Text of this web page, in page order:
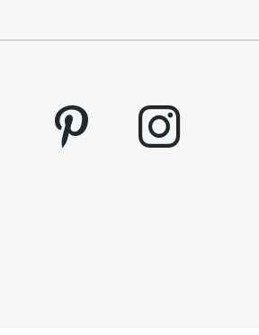
pinterest instagram